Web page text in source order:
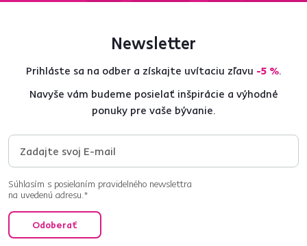
Newsletter
Prihláste sa na odber a získajte uvítaciu zľavu -5 %.
Navyše vám budeme posielať inšpirácie a výhodné
ponuky pre vaše bývanie.
Súhlasím s posielaním pravidelného newslettra
na uvedenú adresu.*
Odoberať